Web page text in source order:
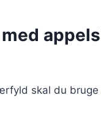
skal du bruge